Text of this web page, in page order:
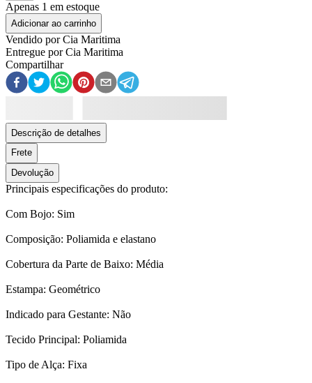
Apenas 1 em estoque
Adicionar ao carrinho
Vendido porCia Maritima
Entregue porCia Maritima
Compartilhar
Descrição de detalhes
Frete
Devolução
Principais especificações do produto:
Com Bojo: Sim
Composição: Poliamida e elastano
Cobertura da Parte de Baixo: Média
Estampa: Geométrico
Indicado para Gestante: Não
Tecido Principal: Poliamida
Tipo de Alça: Fixa